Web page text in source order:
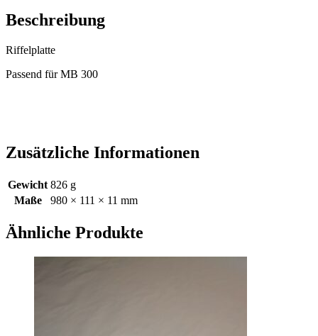
Beschreibung
Riffelplatte
Passend für MB 300
Zusätzliche Informationen
Gewicht 826 g
Maße
980 × 111 × 11 mm
Ähnliche Produkte